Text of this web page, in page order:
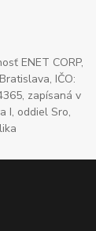
ENET CORP,
IČO:
zapísaná v
I, oddiel Sro,